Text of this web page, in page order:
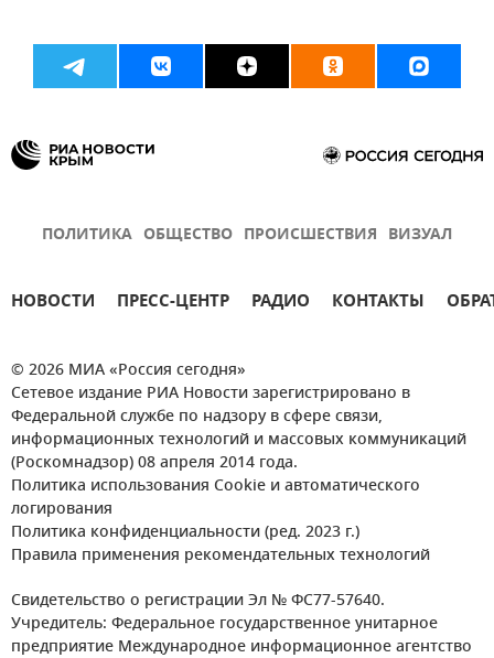
ПОЛИТИКА ОБЩЕСТВО ПРОИСШЕСТВИЯ ВИЗУАЛ
НОВОСТИ ПРЕСС-ЦЕНТР РАДИО КОНТАКТЫ
© 2026 МИА «Россия сегодня»
Сетевое издание РИА Новости зарегистрировано в
Федеральной службе по надзору в сфере связи,
информационных технологий и массовых коммуникаций
(Роскомнадзор) 08 апреля 2014 года.
Политика использования Cookie и автоматического
логирования
Политика конфиденциальности (ред. 2023 г.)
Правила применения рекомендательных технологий
Свидетельство о регистрации Эл № ФС77-57640.
Учредитель: Федеральное государственное унитарное
предприятие Международное информационное агентство